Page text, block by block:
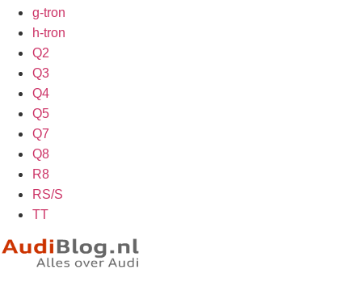
g-tron
h-tron
Q2
Q3
Q4
Q5
Q7
Q8
R8
RS/S
TT